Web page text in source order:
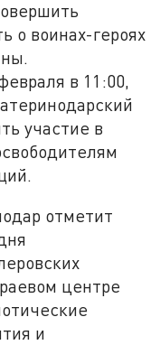
о воинах-героях
в 11:00,
участие в
отметит
центре
и